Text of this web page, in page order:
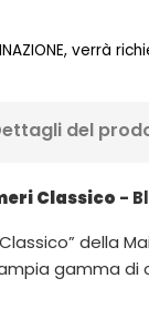
verrà
del
Classico -
della
gamma